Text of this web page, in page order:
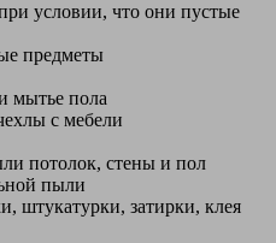
условии, что они пустые
предметы
мытье пола
с мебели
потолок, стены и пол
пыли
штукатурки, затирки, клея